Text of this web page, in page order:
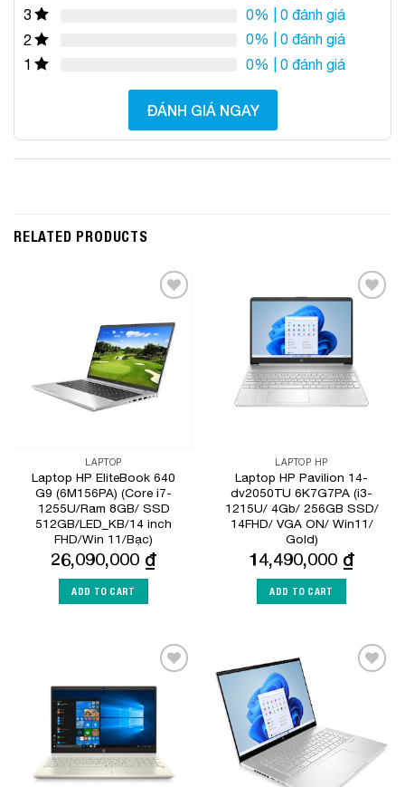
3
0% | 0 đánh giá
2
0% | 0 đánh giá
1
0% | 0 đánh giá
ĐÁNH GIÁ NGAY
RELATED PRODUCTS
Wishlist
LAPTOP
Laptop HP EliteBook 640
G9 (6M156PA) (Core i7-
1255U/Ram 8GB/ SSD
512GB/LED_KB/14 inch
FHD/Win 11/Bạc)
26,090,000 ₫
ADD TO CART
LAPTOP HP
Laptop HP Pavilion 14-
dv2050TU 6K7G7PA (i3-
1215U/ 4Gb/ 256GB SSD/
14FHD/ VGA ON/ Win11/
Gold)
14,490,000 ₫
ADD TO CART
Add to